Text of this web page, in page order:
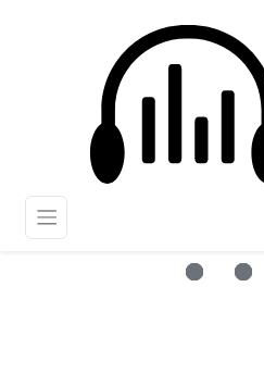
音效：失败 错误
正在为您搜索声音资源